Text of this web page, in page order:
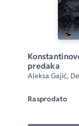
predaka
Aleksa Gajić,
Rasprodato